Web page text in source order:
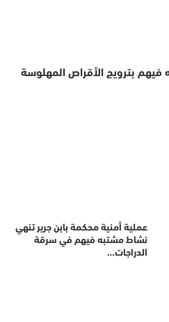
فيهم بترويج الأقراص المهلوسة
عملية أمنية محكمة بابن جرير تنهي
نشاط مشتبه فيهم في سرقة
الدراجات…